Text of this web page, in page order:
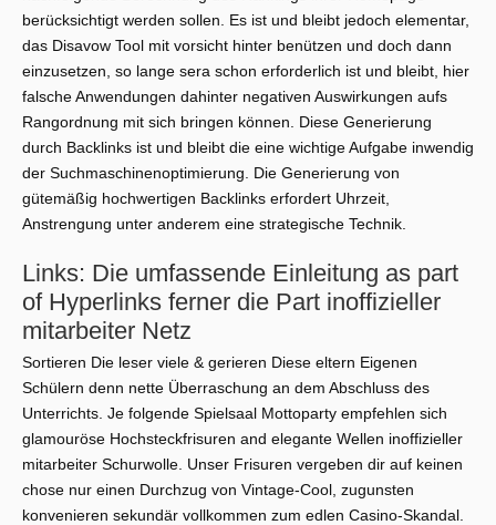
berücksichtigt werden sollen. Es ist und bleibt jedoch elementar,
das Disavow Tool mit vorsicht hinter benützen und doch dann
einzusetzen, so lange sera schon erforderlich ist und bleibt, hier
falsche Anwendungen dahinter negativen Auswirkungen aufs
Rangordnung mit sich bringen können. Diese Generierung
durch Backlinks ist und bleibt die eine wichtige Aufgabe inwendig
der Suchmaschinenoptimierung. Die Generierung von
gütemäßig hochwertigen Backlinks erfordert Uhrzeit,
Anstrengung unter anderem eine strategische Technik.
Links: Die umfassende Einleitung as part
of Hyperlinks ferner die Part inoffizieller
mitarbeiter Netz
Sortieren Die leser viele & gerieren Diese eltern Eigenen
Schülern denn nette Überraschung an dem Abschluss des
Unterrichts. Je folgende Spielsaal Mottoparty empfehlen sich
glamouröse Hochsteckfrisuren and elegante Wellen inoffizieller
mitarbeiter Schurwolle. Unser Frisuren vergeben dir auf keinen
chose nur einen Durchzug von Vintage-Cool, zugunsten
konvenieren sekundär vollkommen zum edlen Casino-Skandal.